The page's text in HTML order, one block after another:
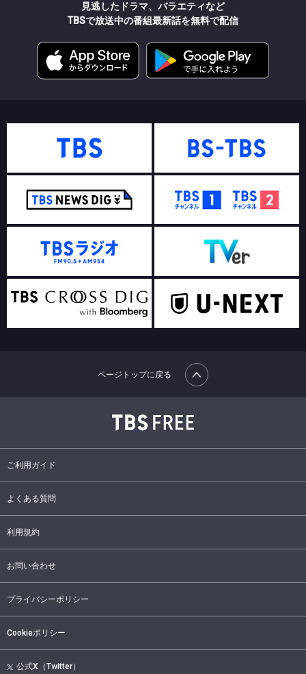
見逃したドラマ、バラエティなど
TBSで放送中の番組最新話を無料で配信
ご利用ガイド
よくある質問
利用規約
お問い合わせ
プライバシーポリシー
Cookieポリシー
公式X（Twitter）
ページトップに戻る